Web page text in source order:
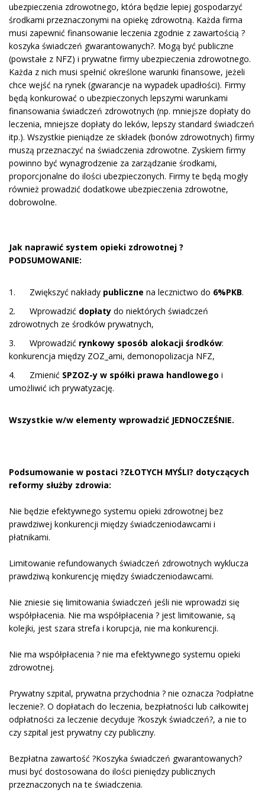
ubezpieczenia zdrowotnego, która będzie lepiej gospodarzyć
środkami przeznaczonymi na opiekę zdrowotną. Każda firma
musi zapewnić finansowanie leczenia zgodnie z zawartością ?
koszyka świadczeń gwarantowanych?. Mogą być publiczne
(powstałe z NFZ) i prywatne firmy ubezpieczenia zdrowotnego.
Każda z nich musi spełnić określone warunki finansowe, jeżeli
chce wejść na rynek (gwarancje na wypadek upadłości). Firmy
będą konkurować o ubezpieczonych lepszymi warunkami
finansowania świadczeń zdrowotnych (np. mniejsze dopłaty do
leczenia, mniejsze dopłaty do leków, lepszy standard świadczeń
itp.). Wszystkie pieniądze ze składek (bonów zdrowotnych) firmy
muszą przeznaczyć na świadczenia zdrowotne. Zyskiem firmy
powinno być wynagrodzenie za zarządzanie środkami,
proporcjonalne do ilości ubezpieczonych. Firmy te będą mogły
również prowadzić dodatkowe ubezpieczenia zdrowotne,
dobrowolne.
Jak naprawić system opieki zdrowotnej ?
PODSUMOWANIE:
1. Zwiększyć nakłady publiczne na lecznictwo do 6%PKB.
2. Wprowadzić dopłaty do niektórych świadczeń
zdrowotnych ze środków prywatnych,
3. Wprowadzić rynkowy sposób alokacji środków:
konkurencja między ZOZ_ami, demonopolizacja NFZ,
4. Zmienić SPZOZ-y w spółki prawa handlowego i
umożliwić ich prywatyzację.
Wszystkie w/w elementy wprowadzić JEDNOCZEŚNIE.
Podsumowanie w postaci ?ZŁOTYCH MYŚLI? dotyczących
reformy służby zdrowia:
Nie będzie efektywnego systemu opieki zdrowotnej bez
prawdziwej konkurencji między świadczeniodawcami i
płatnikami.
Limitowanie refundowanych świadczeń zdrowotnych wyklucza
prawdziwą konkurencję między świadczeniodawcami.
Nie zniesie się limitowania świadczeń jeśli nie wprowadzi się
współpłacenia. Nie ma współpłacenia ? jest limitowanie, są
kolejki, jest szara strefa i korupcja, nie ma konkurencji.
Nie ma współpłacenia ? nie ma efektywnego systemu opieki
zdrowotnej.
Prywatny szpital, prywatna przychodnia ? nie oznacza ?odpłatne
leczenie?. O dopłatach do leczenia, bezpłatności lub całkowitej
odpłatności za leczenie decyduje ?koszyk świadczeń?, a nie to
czy szpital jest prywatny czy publiczny.
Bezpłatna zawartość ?Koszyka świadczeń gwarantowanych?
musi być dostosowana do ilości pieniędzy publicznych
przeznaczonych na te świadczenia.